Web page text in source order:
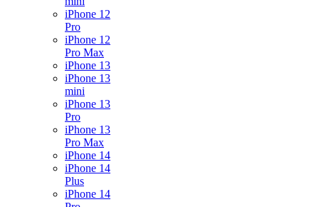
iPhone 12
Pro
iPhone 12
Pro Max
iPhone 13
iPhone 13
mini
iPhone 13
Pro
iPhone 13
Pro Max
iPhone 14
iPhone 14
Plus
iPhone 14